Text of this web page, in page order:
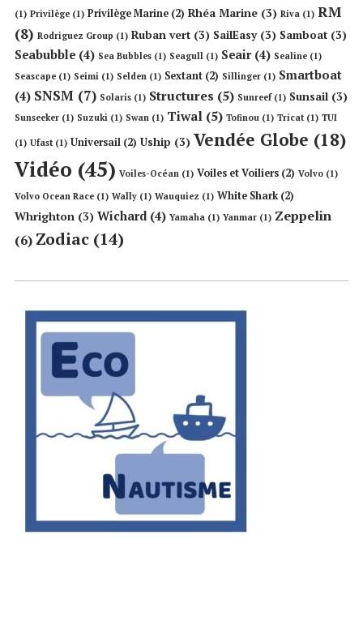
(1) Privilège (1) Privilège Marine (2) Rhéa Marine (3) Riva (1) RM
(8) Rodriguez Group (1) Ruban vert (3) SailEasy(3) Samboat (3)
Seabubble (4) Sea Bubbles (1) Seagull (1) Seair(4) Sealine (1)
Seascape (1) Seimi (1) Selden (1) Sextant (2) Sillinger (1) Smartboat
(4) SNSM (7) Solaris (1) Structures (5) Sunreef(1) Sunsail (3)
Sunseeker (1) Suzuki (1) Swan (1) Tiwal (5) Tofinou (1) Tricat(1) TUI
(1) Ufast(1) Universail (2) Uship (3) Vendée Globe (18)
Vidéo (45) Voiles-Océan (1) Voiles et Voiliers (2) Volvo (1)
Volvo Ocean Race (1) Wally (1) Wauquiez (1) White Shark(2)
Whrighton (3) Wichard(4) Yamaha (1) Yanmar (1) Zeppelin
(6) Zodiac (14)